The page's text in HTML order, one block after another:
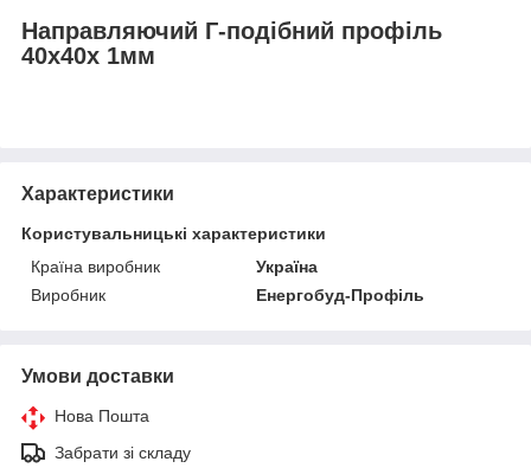
Направляючий Г-подібний профіль
40х40х 1мм
Характеристики
Користувальницькі характеристики
Країна виробник
Україна
Виробник
Енергобуд-Профіль
Умови доставки
Нова Пошта
Забрати зі складу